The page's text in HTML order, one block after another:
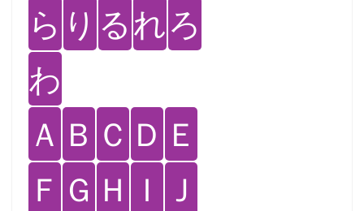
ら り るれろ
わ
Ａ Ｂ Ｃ Ｄ Ｅ
Ｆ Ｇ Ｈ Ｉ Ｊ